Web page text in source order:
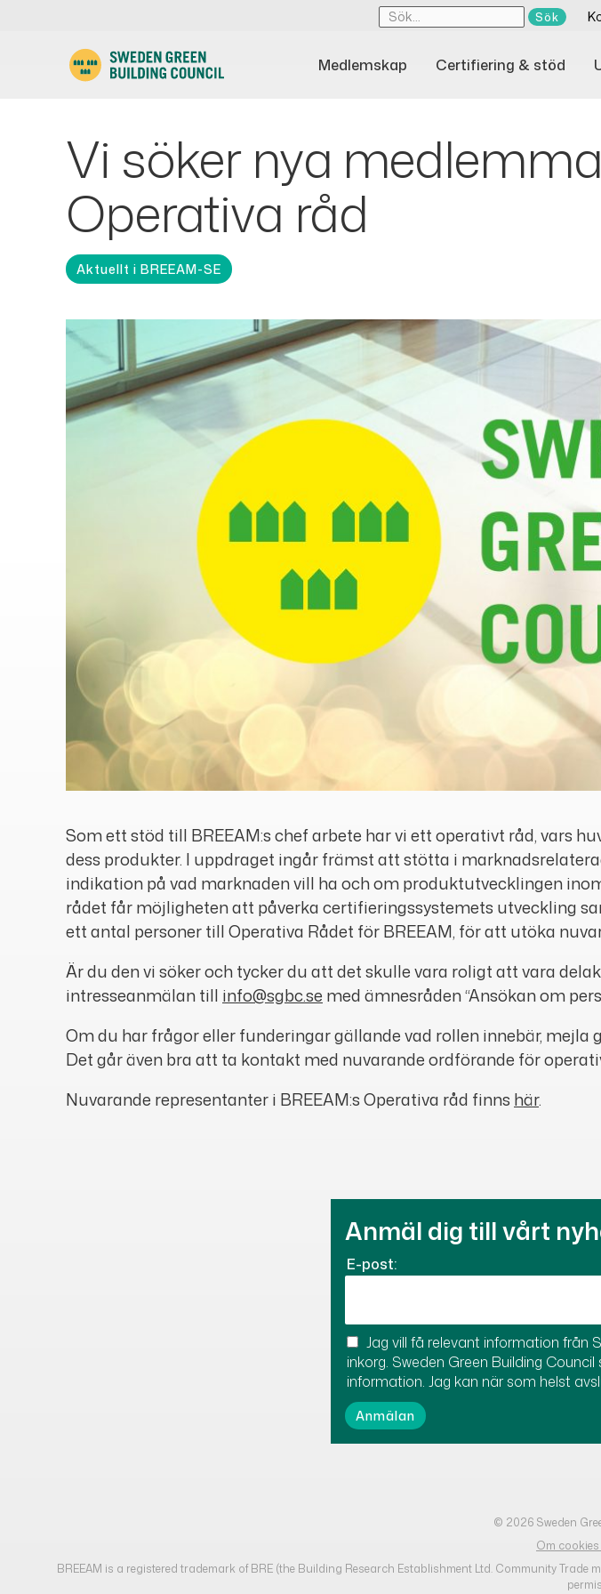
Medlemskap Certifiering & stöd
Vi söker nya
Operativa råd
Aktuellt i BREEAM-SE
Som ett stöd till BREEAM:s chef arbete har vi ett operativt råd, vars
dess produkter. I uppdraget ingår främst att stötta i
indikation på vad marknaden vill ha och om produktutvecklingen
rådet får möjligheten att påverka certifieringssystemets utveckling
ett antal personer till Operativa Rådet för BREEAM, för att utöka
Är du den vi söker och tycker du att det skulle vara roligt att vara
intresseanmälan till info@sgbc.se med ämnesråden “Ansökan om
Om du har frågor eller funderingar gällande vad rollen innebär, mejla
Det går även bra att ta kontakt med nuvarande ordförande för
Nuvarande representanter i BREEAM:s Operativa råd finns här.
Anmäl dig till vårt
E-post:
Jag vill få relevant information från
inkorg. Sweden Green Building
information. Jag kan när som helst
© 2026 Sweden
Om
BREEAM is a registered trademark of BRE (the Building Research Establishment Ltd. Community